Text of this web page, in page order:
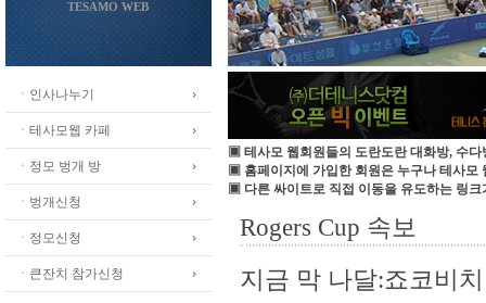
TESAMO WEB
ㆍ인사나누기
ㆍ테사모웹 카페
ㆍ정모 벙개 방
ㆍ벙개신청
ㆍ정모신청
ㆍ큰잔치 참가신청
▣ 테사모 웹회원들의 도란도란 대화방, 수다
▣ 홈페이지에 가입한 회원은 누구나 테사모
▣ 다른 싸이트로 직접 이동을 유도하는 링크
Rogers Cup 속보
지금 막 나달:죠코비